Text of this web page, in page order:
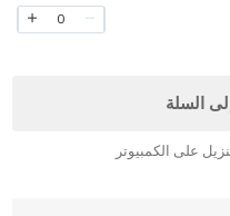
0
السلة
على الكمبيوتر